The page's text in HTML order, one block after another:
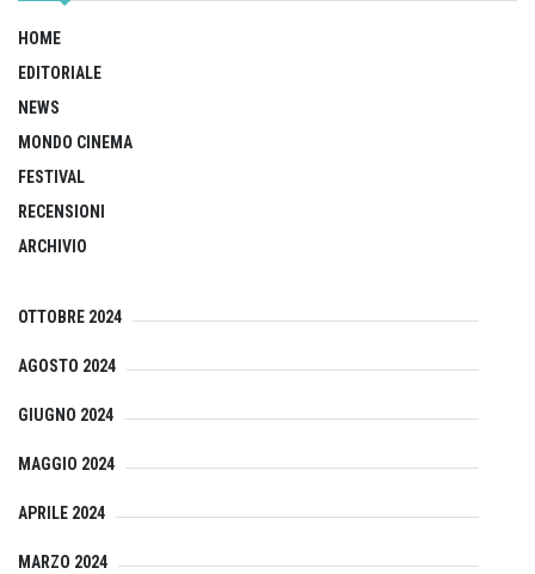
HOME
EDITORIALE
NEWS
MONDO CINEMA
FESTIVAL
RECENSIONI
ARCHIVIO
OTTOBRE 2024
AGOSTO 2024
GIUGNO 2024
MAGGIO 2024
APRILE 2024
MARZO 2024